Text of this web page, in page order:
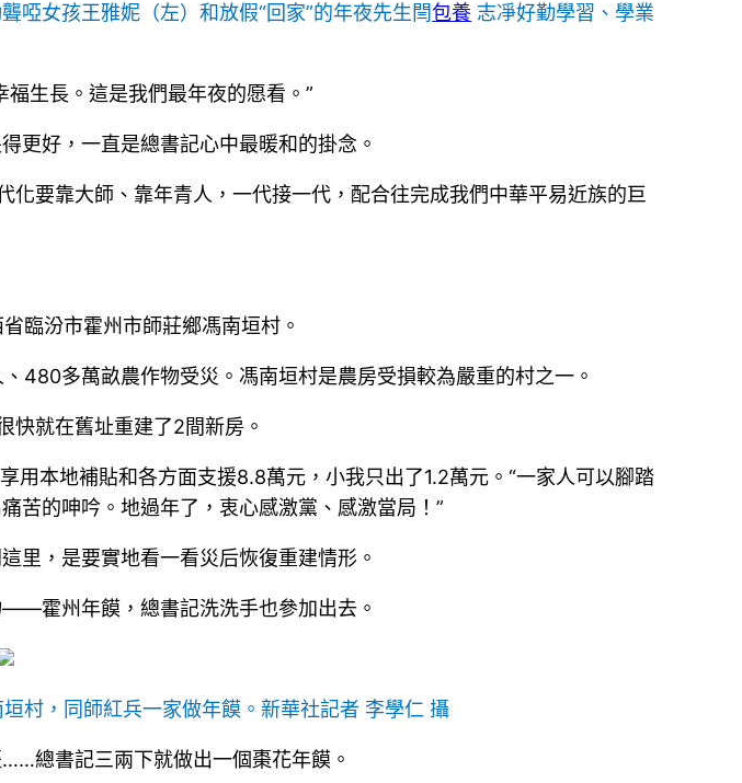
啞女孩王雅妮（左）和放假“回家”的年夜先生閆包養 志凈好勤學習、學業
生長。這是我們最年夜的愿看。”
更好，一直是總書記心中最暖和的掛念。
化要靠大師、靠年青人，一代接一代，配合往完成我們中華平易近族的巨
臨汾市霍州市師莊鄉馮南垣村。
480多萬畝農作物受災。馮南垣村是農房受損較為嚴重的村之一。
快就在舊址重建了2間新房。
本地補貼和各方面支援8.8萬元，小我只出了1.2萬元。“一家人可以腳踏
苦的呻吟。地過年了，衷心感激黨、感激當局！”
里，是要實地看一看災后恢復重建情形。
霍州年饃，總書記洗洗手也參加出去。
村，同師紅兵一家做年饃。新華社記者 李學仁 攝
總書記三兩下就做出一個棗花年饃。